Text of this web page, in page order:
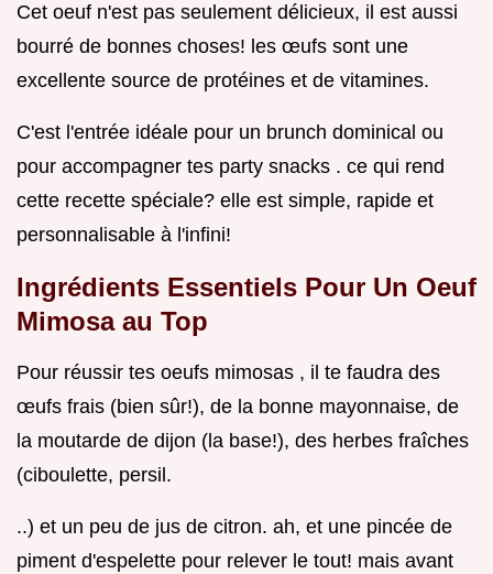
Cet oeuf n'est pas seulement délicieux, il est aussi
bourré de bonnes choses! les œufs sont une
excellente source de protéines et de vitamines.
C'est l'entrée idéale pour un brunch dominical ou
pour accompagner tes party snacks . ce qui rend
cette recette spéciale? elle est simple, rapide et
personnalisable à l'infini!
Ingrédients Essentiels Pour Un Oeuf
Mimosa au Top
Pour réussir tes oeufs mimosas , il te faudra des
œufs frais (bien sûr!), de la bonne mayonnaise, de
la moutarde de dijon (la base!), des herbes fraîches
(ciboulette, persil.
..) et un peu de jus de citron. ah, et une pincée de
piment d'espelette pour relever le tout! mais avant